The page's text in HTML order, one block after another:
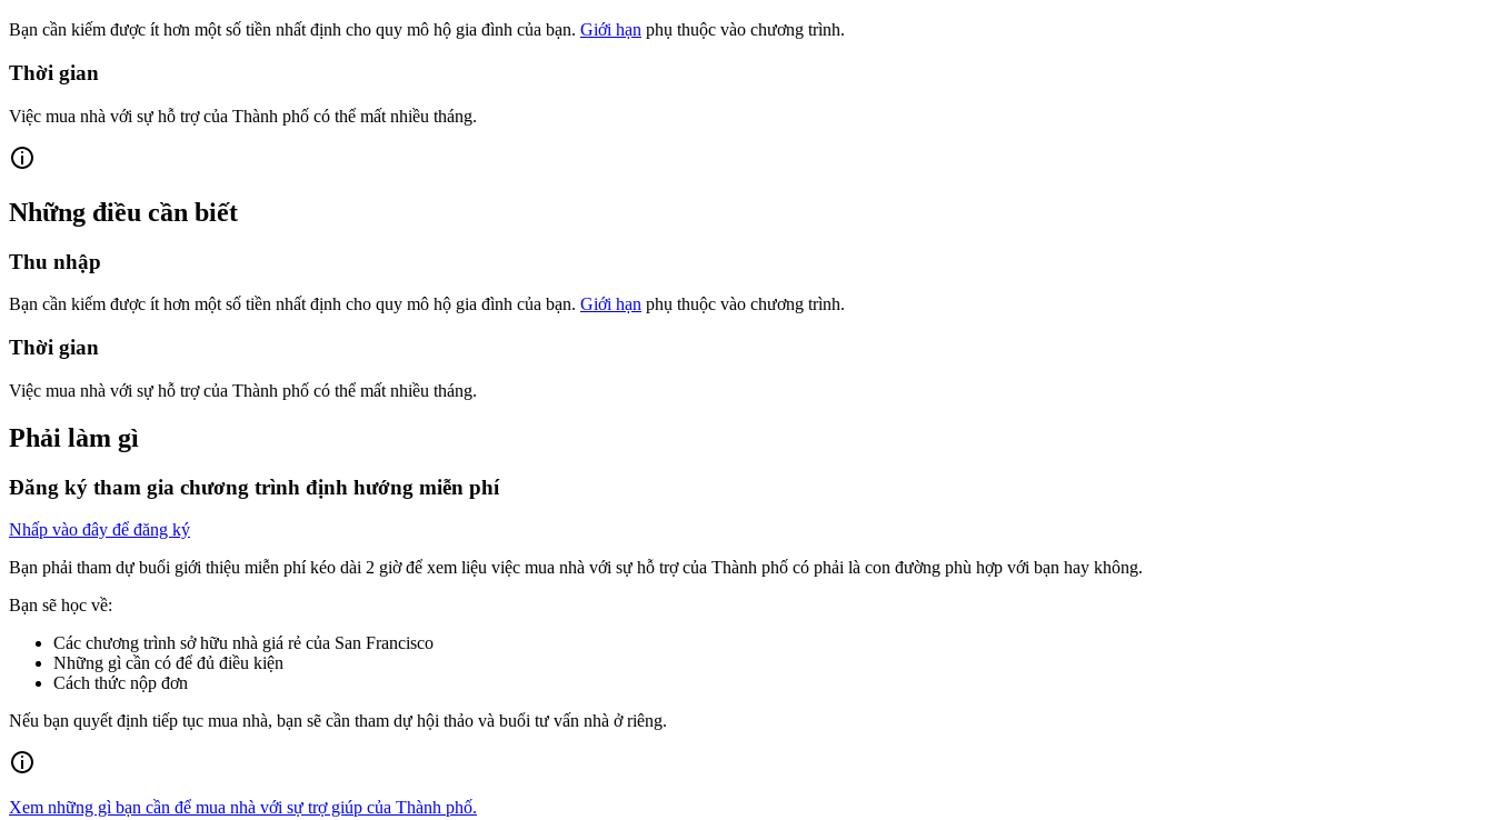
Bạn cần kiếm được ít hơn một số tiền nhất định cho quy mô hộ gia đình của bạn. Giới hạn phụ thuộc vào chương trình.
Thời gian
Việc mua nhà với sự hỗ trợ của Thành phố có thể mất nhiều tháng.
Những điều cần biết
Thu nhập
Bạn cần kiếm được ít hơn một số tiền nhất định cho quy mô hộ gia đình của bạn. Giới hạn phụ thuộc vào chương trình.
Thời gian
Việc mua nhà với sự hỗ trợ của Thành phố có thể mất nhiều tháng.
Phải làm gì
Đăng ký tham gia chương trình định hướng miễn phí
Nhấp vào đây để đăng ký
Bạn phải tham dự buổi giới thiệu miễn phí kéo dài 2 giờ để xem liệu việc mua nhà với sự hỗ trợ của Thành phố có phải là con đường phù hợp với bạn hay không.
Bạn sẽ học về:
Các chương trình sở hữu nhà giá rẻ của San Francisco
Những gì cần có để đủ điều kiện
Cách thức nộp đơn
Nếu bạn quyết định tiếp tục mua nhà, bạn sẽ cần tham dự hội thảo và buổi tư vấn nhà ở riêng.
Xem những gì bạn cần để mua nhà với sự trợ giúp của Thành phố.